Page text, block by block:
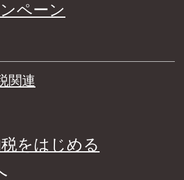
ペーン
関連
をはじめる